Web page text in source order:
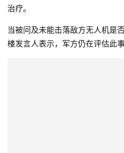
治疗。
当被问及未能击落敌方无人机是
楼发言人表示，军方仍在评估此事